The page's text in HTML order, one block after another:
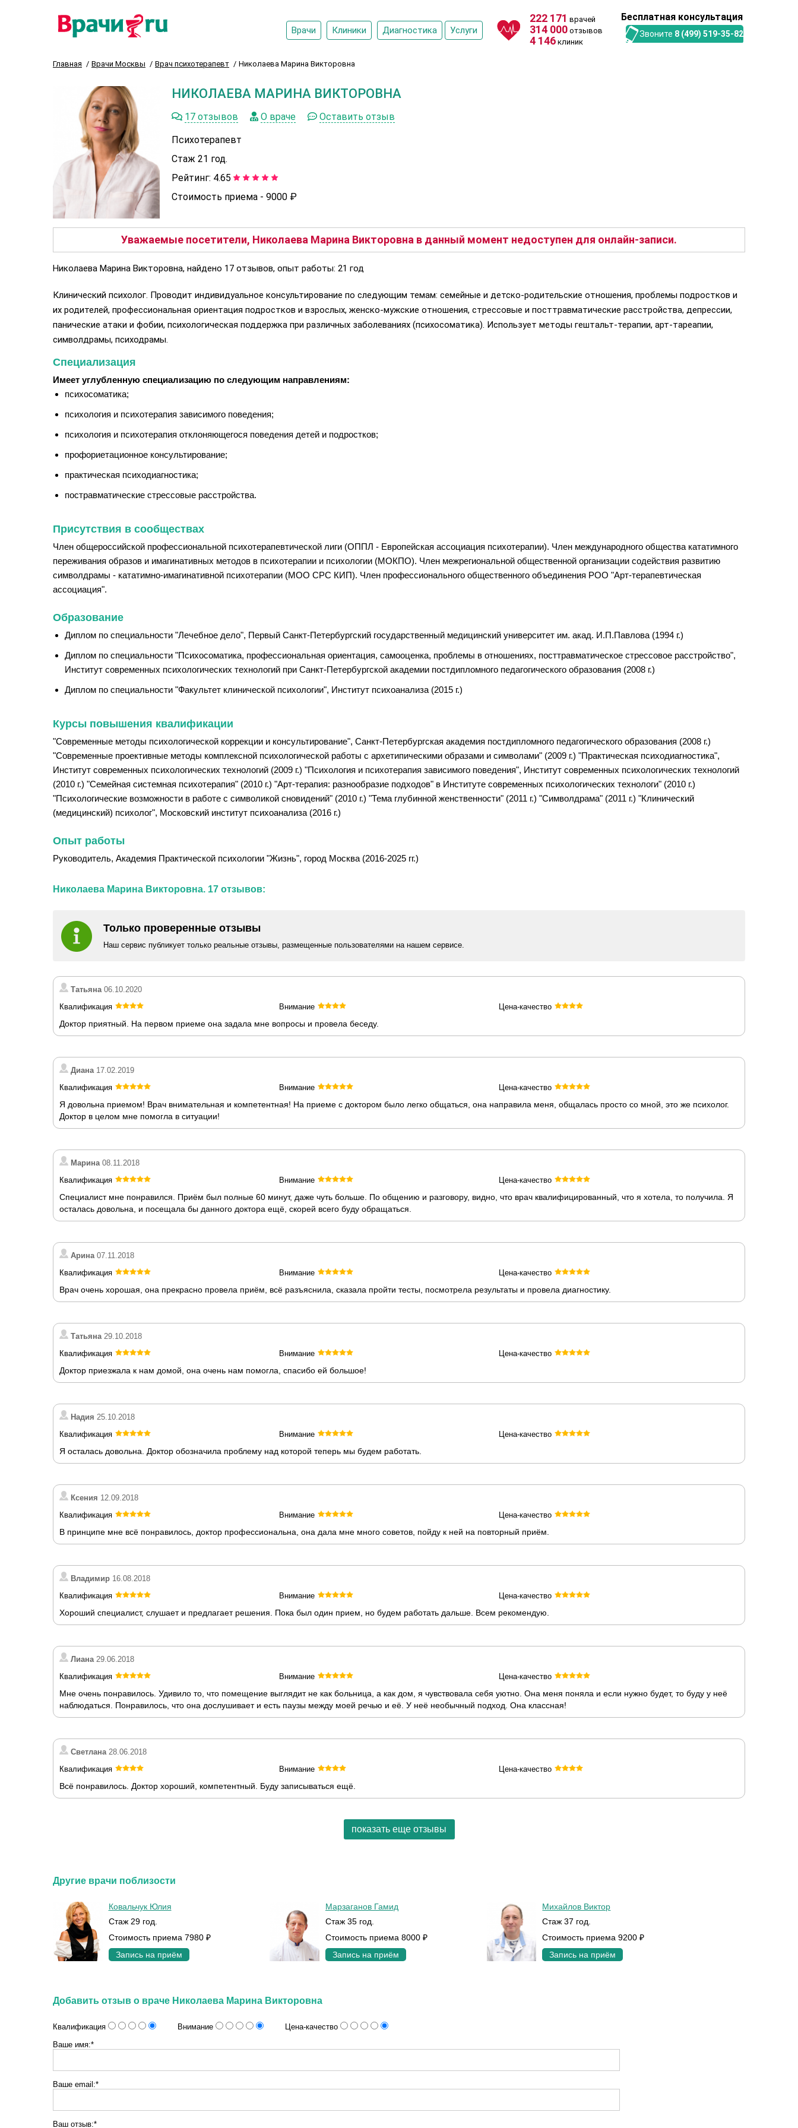
Врачи Клиники Диагностика Услуги
222 171 врачей
314 000 отзывов
4 146 клиник
Бесплатная консультация
Звоните 8 (499) 519-35-82
Главная Врачи Москвы Врач психотерапевт Николаева Марина Викторовна
НИКОЛАЕВА МАРИНА ВИКТОРОВНА
17 отзывов О враче Оставить отзыв
Психотерапевт
Стаж 21 год.
Рейтинг: 4.65
Стоимость приема - 9000 ₽
Уважаемые посетители, Николаева Марина Викторовна в данный момент недоступен для онлайн-записи.
Николаева Марина Викторовна, найдено 17 отзывов, опыт работы: 21 год
Клинический психолог. Проводит индивидуальное консультирование по следующим темам: семейные и детско-родительские отношения, проблемы подростков и
их родителей, профессиональная ориентация подростков и взрослых, женско-мужские отношения, стрессовые и посттравматические расстройства, депрессии,
панические атаки и фобии, психологическая поддержка при различных заболеваниях (психосоматика). Использует методы гештальт-терапии, арт-тареапии,
символдрамы, психодрамы.
Специализация
Имеет углубленную специализацию по следующим направлениям:
психосоматика;
психология и психотерапия зависимого поведения;
психология и психотерапия отклоняющегося поведения детей и подростков;
профориетационное консультирование;
практическая психодиагностика;
постравматические стрессовые расстройства.
Присутствия в сообществах
Член общероссийской профессиональной психотерапевтической лиги (ОППЛ - Европейская ассоциация психотерапии). Член международного общества кататимного
переживания образов и имагинативных методов в психотерапии и психологии (МОКПО). Член межрегиональной общественной организации содействия развитию
символдрамы - кататимно-имагинативной психотерапии (МОО СРС КИП). Член профессионального общественного объединения РОО "Арт-терапевтическая
ассоциация".
Образование
Диплом по специальности "Лечебное дело", Первый Санкт-Петербургский государственный медицинский университет им. акад. И.П.Павлова (1994 г.)
Диплом по специальности "Психосоматика, профессиональная ориентация, самооценка, проблемы в отношениях, посттравматическое стрессовое расстройство",
Институт современных психологических технологий при Санкт-Петербургской академии постдипломного педагогического образования (2008 г.)
Диплом по специальности "Факультет клинической психологии", Институт психоанализа (2015 г.)
Курсы повышения квалификации
"Современные методы психологической коррекции и консультирование", Санкт-Петербургская академия постдипломного педагогического образования (2008 г.)
"Современные проективные методы комплексной психологической работы с архетипическими образами и символами" (2009 г.) "Практическая психодиагностика",
Институт современных психологических технологий (2009 г.) "Психология и психотерапия зависимого поведения", Институт современных психологических технологий
(2010 г.) "Семейная системная психотерапия" (2010 г.) "Арт-терапия: разнообразие подходов" в Институте современных психологических технологи" (2010 г.)
"Психологические возможности в работе с символикой сновидений" (2010 г.) "Тема глубинной женственности" (2011 г.) "Символдрама" (2011 г.) "Клинический
(медицинский) психолог", Московский институт психоанализа (2016 г.)
Опыт работы
Руководитель, Академия Практической психологии "Жизнь", город Москва (2016-2025 гг.)
Николаева Марина Викторовна. 17 отзывов:
Только проверенные отзывы
Наш сервис публикует только реальные отзывы, размещенные пользователями на нашем сервисе.
Татьяна 06.10.2020
Квалификация
Внимание Цена-качество
Доктор приятный. На первом приеме она задала мне вопросы и провела беседу.
Диана 17.02.2019
Квалификация
Внимание Цена-качество
Я довольна приемом! Врач внимательная и компетентная! На приеме с доктором было легко общаться, она направила меня, общалась просто со мной, это же психолог.
Доктор в целом мне помогла в ситуации!
Марина 08.11.2018
Квалификация
Внимание Цена-качество
Специалист мне понравился. Приём был полные 60 минут, даже чуть больше. По общению и разговору, видно, что врач квалифицированный, что я хотела, то получила. Я
осталась довольна, и посещала бы данного доктора ещё, скорей всего буду обращаться.
Арина 07.11.2018
Квалификация
Внимание Цена-качество
Врач очень хорошая, она прекрасно провела приём, всё разъяснила, сказала пройти тесты, посмотрела результаты и провела диагностику.
Татьяна 29.10.2018
Квалификация
Внимание Цена-качество
Доктор приезжала к нам домой, она очень нам помогла, спасибо ей большое!
Надия 25.10.2018
Квалификация
Внимание Цена-качество
Я осталась довольна. Доктор обозначила проблему над которой теперь мы будем работать.
Ксения 12.09.2018
Квалификация
Внимание Цена-качество
В принципе мне всё понравилось, доктор профессиональна, она дала мне много советов, пойду к ней на повторный приём.
Владимир 16.08.2018
Квалификация
Внимание Цена-качество
Хороший специалист, слушает и предлагает решения. Пока был один прием, но будем работать дальше. Всем рекомендую.
Лиана 29.06.2018
Квалификация
Внимание Цена-качество
Мне очень понравилось. Удивило то, что помещение выглядит не как больница, а как дом, я чувствовала себя уютно. Она меня поняла и если нужно будет, то буду у неё
наблюдаться. Понравилось, что она дослушивает и есть паузы между моей речью и её. У неё необычный подход. Она классная!
Светлана 28.06.2018
Квалификация
Внимание Цена-качество
Всё понравилось. Доктор хороший, компетентный. Буду записываться ещё.
показать еще отзывы
Другие врачи поблизости
Ковальчук Юлия
Стаж 29 год.
Стоимость приема 7980 ₽
Запись на приём
Марзаганов Гамид
Стаж 35 год.
Стоимость приема 8000 ₽
Запись на приём
Михайлов Виктор
Стаж 37 год.
Стоимость приема 9200 ₽
Запись на приём
Добавить отзыв о враче Николаева Марина Викторовна
Квалификация Внимание
Цена-качество
Ваше имя:*
Ваше email:*
Ваш отзыв:*